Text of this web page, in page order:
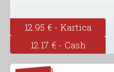
12.95 € - Kartica
12.17 € - Cash